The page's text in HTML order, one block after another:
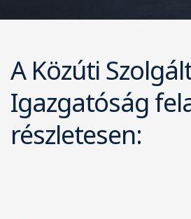
A Közúti
Igazgatóság
részletesen: